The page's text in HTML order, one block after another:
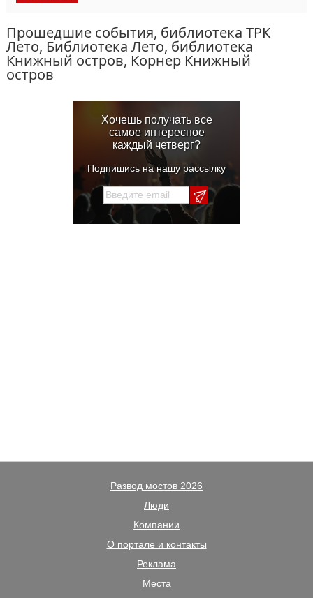
Прошедшие события, библиотека ТРК
Лето, Библиотека Лето, библиотека
Книжный остров, Корнер Книжный
остров
Хочешь получать все
самое интересное
каждый четверг?
Подпишись на нашу рассылку
Развод мостов 2026
Люди
Компании
О портале и контакты
Реклама
Места